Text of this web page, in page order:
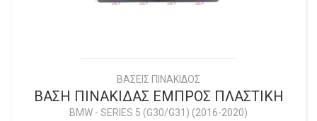
ΒΑΣΕΙΣ ΠΙΝΑΚΙΔΟΣ
ΒΑΣΗ ΠΙΝΑΚΙΔΑΣ ΕΜΠΡΟΣ ΠΛΑΣΤΙΚΗ
BMW - SERIES 5 (G30/G31) (2016-2020)